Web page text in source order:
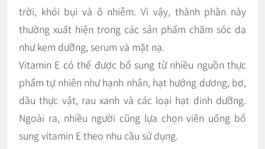
trời, khói bụi và ô nhiễm. Vì vậy, thành phần này
thường xuất hiện trong các sản phẩm chăm sóc da
như kem dưỡng, serum và mặt nạ.
Vitamin E có thể được bổ sung từ nhiều nguồn thực
phẩm tự nhiên như hạnh nhân, hạt hướng dương, bơ,
dầu thực vật, rau xanh và các loại hạt dinh dưỡng.
Ngoài ra, nhiều người cũng lựa chọn viên uống bổ
sung vitamin E theo nhu cầu sử dụng.